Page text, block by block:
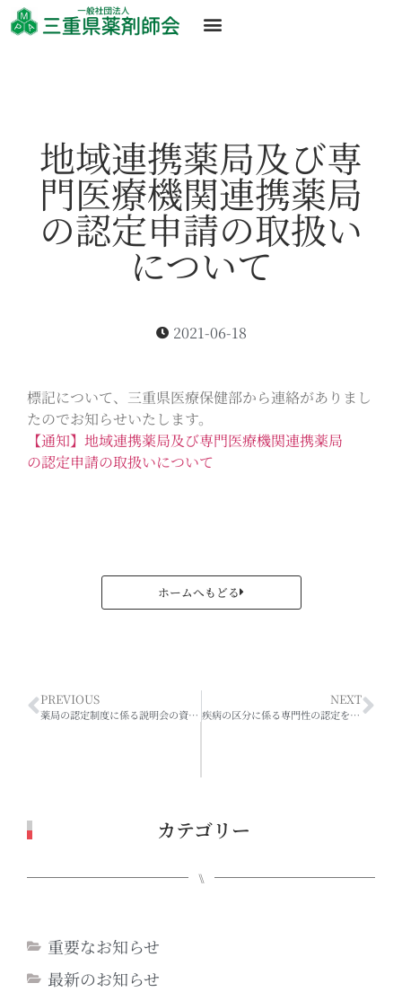
地域連携薬局及び専
門医療機関連携薬局
の認定申請の取扱い
について
2021-06-18
標記について、三重県医療保健部から連絡がありまし
たのでお知らせいたします。
【通知】地域連携薬局及び専門医療機関連携薬局
の認定申請の取扱いについて
ホームへもどる
PREVIOUS
薬局の認定制度に係る説明会の資料について
NEXT
疾病の区分に係る専門性の認定を行う団体等の公表について
カテゴリー
⑊
重要なお知らせ
最新のお知らせ